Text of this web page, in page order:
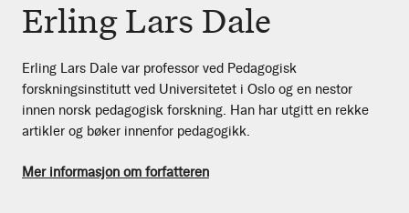
Erling Lars Dale
Erling Lars Dale var professor ved Pedagogisk
forskningsinstitutt ved Universitetet i Oslo og en nestor
innen norsk pedagogisk forskning. Han har utgitt en rekke
artikler og bøker innenfor pedagogikk.
Mer informasjon om forfatteren